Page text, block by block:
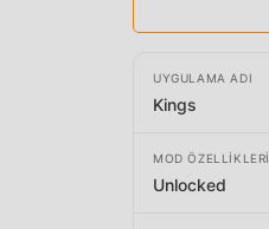
UYGULAMA ADI
Kings
MOD ÖZELLIKLERI
Unlocked